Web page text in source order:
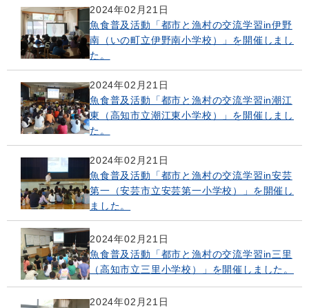
2024年02月21日
魚食普及活動「都市と漁村の交流学習in伊野
南（いの町立伊野南小学校）」を開催しまし
た。
2024年02月21日
魚食普及活動「都市と漁村の交流学習in潮江
東（高知市立潮江東小学校）」を開催しまし
た。
2024年02月21日
魚食普及活動「都市と漁村の交流学習in安芸
第一（安芸市立安芸第一小学校）」を開催し
ました。
2024年02月21日
魚食普及活動「都市と漁村の交流学習in三里
（高知市立三里小学校）」を開催しました。
2024年02月21日